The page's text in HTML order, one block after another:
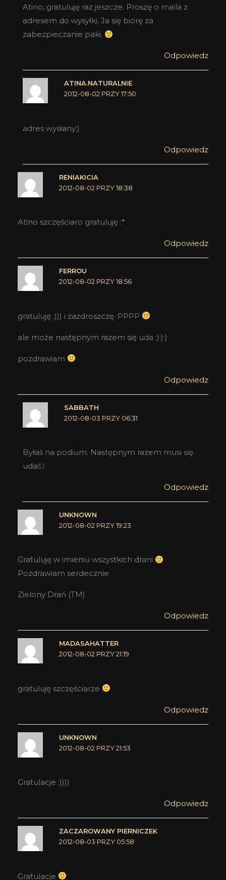
Atino, gratuluję raz jeszcze. Proszę o maila z
adresem do wysyłki. Ja się biorę za
zabezpieczanie paki.
Odpowiedz
ATINA.NATURALNIE
2012-08-02 PRZY 17:50
adres wysłany;)
Odpowiedz
RENIAKICIA
2012-08-02 PRZY 18:38
Atino szczęściaro gratuluję :*
Odpowiedz
FERROU
2012-08-02 PRZY 18:56
gratuluję :))) i zazdroszczę :PPPP
ale może następnym razem się uda ;):):)
pozdrawiam
Odpowiedz
SABBATH
2012-08-03 PRZY 06:31
Byłaś na podium. Następnym razem musi się
udać.!
Odpowiedz
UNKNOWN
2012-08-02 PRZY 19:23
Gratuluję w imieniu wszystkich drani
Pozdrawiam serdecznie
Zielony Drań (TM)
Odpowiedz
MADASAHATTER
2012-08-02 PRZY 21:19
gratuluję szczęściarze
Odpowiedz
UNKNOWN
2012-08-02 PRZY 21:53
Gratulacje :))))
Odpowiedz
ZACZAROWANY PIERNICZEK
2012-08-03 PRZY 05:58
Gratulacje